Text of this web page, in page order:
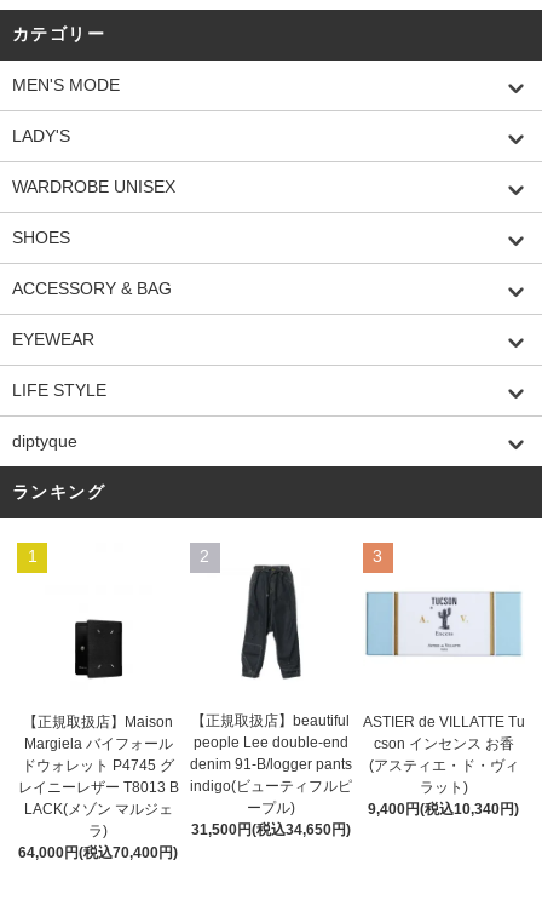
カテゴリー
MEN'S MODE
LADY'S
WARDROBE UNISEX
SHOES
ACCESSORY & BAG
EYEWEAR
LIFE STYLE
diptyque
ランキング
1
【正規取扱店】Maison
Margiela バイフォール
ドウォレット P4745 グ
レイニーレザー T8013 B
LACK(メゾン マルジェ
ラ)
64,000円(税込70,400円)
2
【正規取扱店】beautiful
people Lee double-end
denim 91-B/logger pants
indigo(ビューティフルピ
ープル)
31,500円(税込34,650円)
3
ASTIER de VILLATTE Tu
cson インセンス お香
(アスティエ・ド・ヴィ
ラット)
9,400円(税込10,340円)